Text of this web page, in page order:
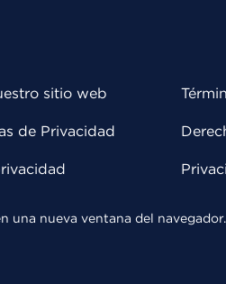
sitio web
de Privacidad
una nueva ventana del navegador.